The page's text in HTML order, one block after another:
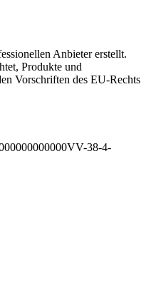
Anbieter erstellt.
Produkte und
Vorschriften des EU-Rechts
38-4-